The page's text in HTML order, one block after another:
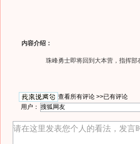
内容介绍：
珠峰勇士即将回到大本营，指挥部
查看所有评论 >>已有评论
用户：